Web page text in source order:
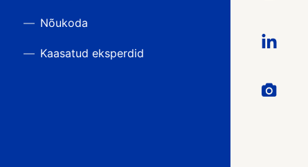
Nõukoda
Kaasatud eksperdid